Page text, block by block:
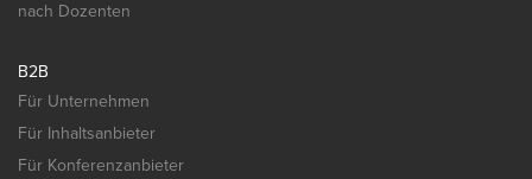
nach Dozenten
B2B
Für Unternehmen
Für Inhaltsanbieter
Für Konferenzanbieter